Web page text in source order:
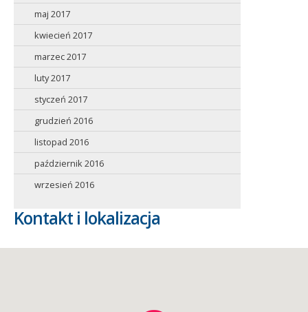
maj 2017
kwiecień 2017
marzec 2017
luty 2017
styczeń 2017
grudzień 2016
listopad 2016
październik 2016
wrzesień 2016
Kontakt i lokalizacja